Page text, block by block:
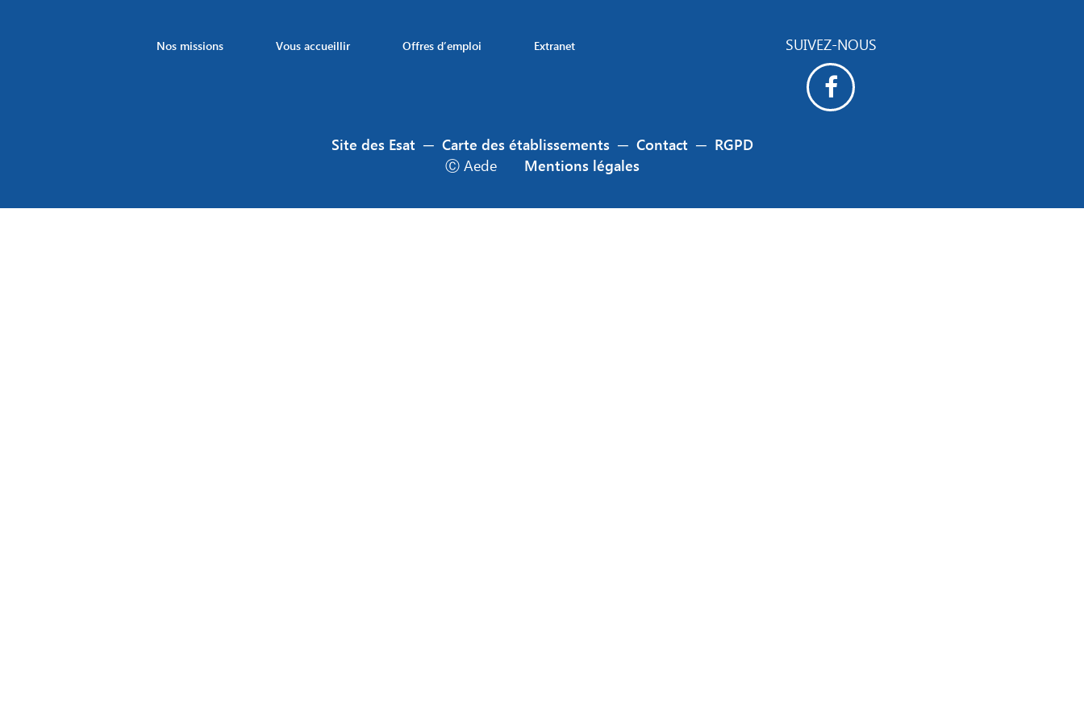
Nos missions Vous accueillir Offres d’emploi Extranet SUIVEZ-NOUS
Site des Esat ─ Carte des établissements ─ Contact ─ RGPD
Ⓒ Aede
Mentions légales